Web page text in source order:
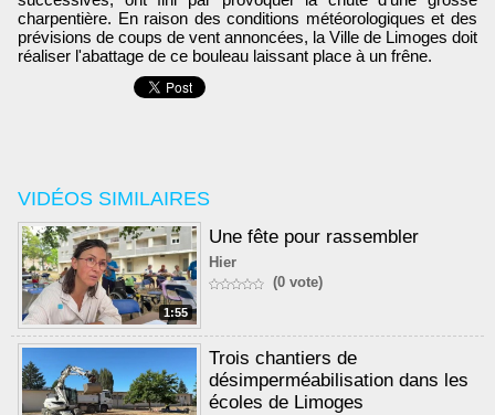
VIDÉOS SIMILAIRES
1:55
Une fête pour rassembler
Hier
(0 vote)
Trois chantiers de
désimperméabilisation dans les
écoles de Limoges
charpentière. En raison des conditions météorologiques et des
prévisions de coups de vent annoncées, la Ville de Limoges doit
réaliser l'abattage de ce bouleau laissant place à un frêne.